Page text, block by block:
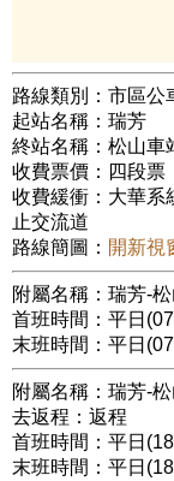
路線類別：市區公
起站名稱：瑞芳
終站名稱：松山車
收費票價：四段票
收費緩衝：大華系
止交流道
路線簡圖： 開新視
附屬名稱：瑞芳-
首班時間：平日
末班時間：平日
附屬名稱：瑞芳-
去返程：返程
首班時間：平日
末班時間：平日